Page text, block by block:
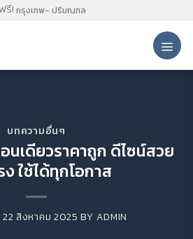
รี! กรุงเทพ- ปริมณฑล
บทความอื่นๆ
นเดียวราคาถูก ดีไซน์สวย
ใช้ได้ทุกโอกาส
22 สิงหาคม 2025 BY ADMIN